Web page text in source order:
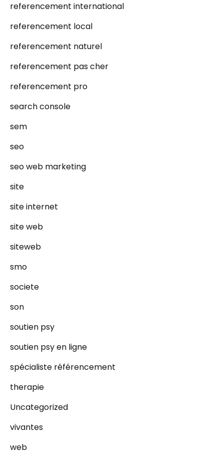
referencement international
referencement local
referencement naturel
referencement pas cher
referencement pro
search console
sem
seo
seo web marketing
site
site internet
site web
siteweb
smo
societe
son
soutien psy
soutien psy en ligne
spécialiste référencement
therapie
Uncategorized
vivantes
web